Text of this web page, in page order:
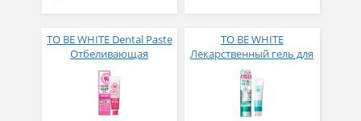
TO BE WHITE Dental Paste
Отбеливающая
лечебная паста для
чувствительных зубов
100 мл
TO BE WHITE
Лекарственный гель для
отбеливания зубов с
жемчужной пылью 100
мл